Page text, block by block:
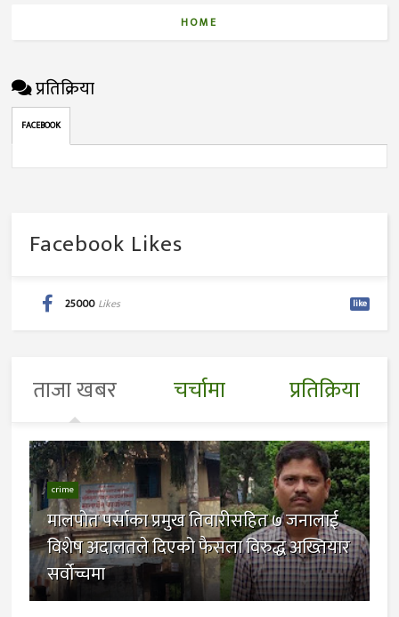
HOME
प्रतिक्रिया
FACEBOOK
Facebook Likes
25000 Likes like
ताजा खबर चर्चामा प्रतिक्रिया
crime
मालपोत पर्साका प्रमुख तिवारीसहित ७ जनालाई
विशेष अदालतले दिएको फैसला विरुद्ध अख्तियार
सर्वोच्चमा